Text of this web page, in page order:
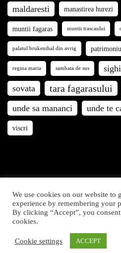
maldaresti
manastirea hurezi
muntii fagaras muntii trascaului
palatul brukenthal din avrig
regina maria sambata de sus
sovata tara fagarasului
unde sa mananci unde te
viscri
Călători prin România © 2021.
pe acest site sunt proprietatea
drepturile
We use cookies on our website to
experience by remembering your
By clicking “Accept”, you
cookies.
Cookie settings ACCEPT